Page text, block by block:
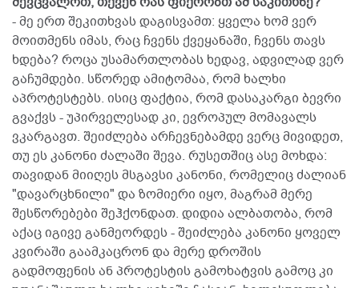
- მე ერთ შეკითხვას დაგისვამთ: ყველა ხომ ვერ
მოითმენს იმას, რაც ჩვენს ქვეყანაში, ჩვენს თავს
ხდება? როცა უსამართლობას ხედავ, ადვილად ვერ
გაჩუმდები. სწორედ ამიტომაა, რომ ხალხი
აპროტესტებს. ისიც ფაქტია, რომ დასაკარგი ბევრი
გვაქვს - უპირველესად კი, ევროპულ მომავალს
ვკარგავთ. შეიძლება არჩევნებამდე ვერც მივიდეთ,
თუ ეს კანონი ძალაში შევა. რუსეთშიც ასე მოხდა:
თავიდან მიიღეს მსგავსი კანონი, რომელიც ძალიან
"დავარცხნილი" და ზომიერი იყო, მაგრამ მერე
შესწორებები შეჰქონდათ. დიდია ალბათობა, რომ
აქაც იგივე განმეორდეს - შეიძლება კანონი ყოველ
კვირაში გაამკაცრონ და მერე დროშის
გადმოფენის ან პროტესტის გამოხატვის გამოც კი